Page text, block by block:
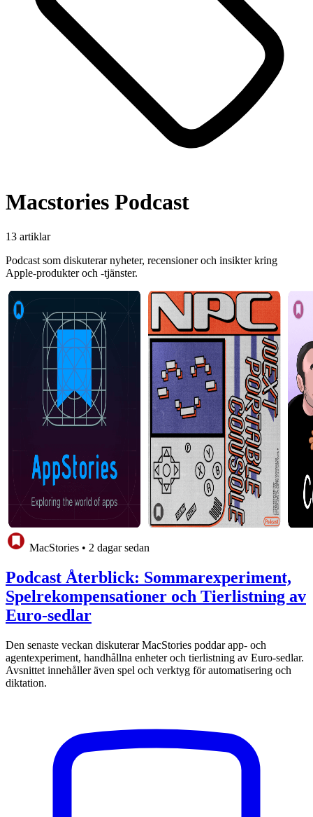
Macstories Podcast
13 artiklar
Podcast som diskuterar nyheter, recensioner och insikter kring
Apple-produkter och -tjänster.
MacStories • 2 dagar sedan
Podcast Återblick: Sommarexperiment,
Spelrekompensationer och Tierlistning av
Euro-sedlar
Den senaste veckan diskuterar MacStories poddar app- och
agentexperiment, handhållna enheter och tierlistning av Euro-sedlar.
Avsnittet innehåller även spel och verktyg för automatisering och
diktation.